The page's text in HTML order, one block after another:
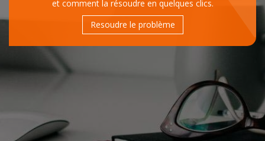
et comment la résoudre en quelques clics.
Resoudre le problème